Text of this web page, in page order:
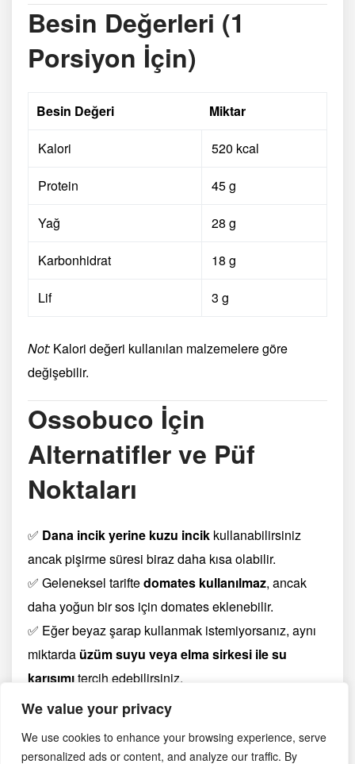
We value your privacy
We use cookies to enhance your browsing experience, serve
personalized ads or content, and analyze our traffic. By
Besin Değerleri (1
Porsiyon İçin)
Besin Değeri Miktar
Kalori 520 kcal
Protein 45 g
Yağ 28 g
Karbonhidrat 18 g
Lif 3 g
Not: Kalori değeri kullanılan malzemelere göre
değişebilir.
Ossobuco İçin
Alternatifler ve Püf
Noktaları
✅ Dana incik yerine kuzu incik kullanabilirsiniz
ancak pişirme süresi biraz daha kısa olabilir.
✅ Geleneksel tariftedomates kullanılmaz, ancak
daha yoğun bir sos için domates eklenebilir.
✅ Eğer beyaz şarap kullanmak istemiyorsanız, aynı
miktarda üzüm suyu veya elma sirkesi ile su
karışımıtercih edebilirsiniz.
✅ Yemeği düdüklü tencerede pişirerek süresini 1